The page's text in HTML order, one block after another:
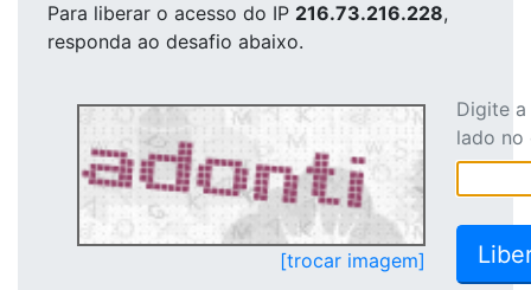
Para liberar o acesso do IP 216.73.216.228,
responda ao desafio abaixo.
[trocar imagem]
Digite
lado no